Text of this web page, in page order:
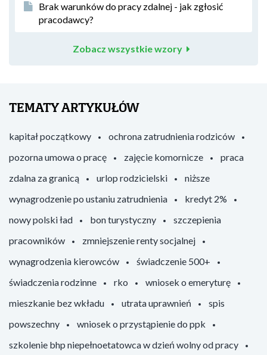
Brak warunków do pracy zdalnej - jak zgłosić
pracodawcy?
Zobacz wszystkie wzory
TEMATY ARTYKUŁÓW
kapitał początkowy
ochrona zatrudnienia rodziców
pozorna umowa o pracę
zajęcie komornicze
praca
zdalna za granicą
urlop rodzicielski
niższe
wynagrodzenie po ustaniu zatrudnienia
kredyt 2%
nowy polski ład
bon turystyczny
szczepienia
pracowników
zmniejszenie renty socjalnej
wynagrodzenia kierowców
świadczenie 500+
świadczenia rodzinne
rko
wniosek o emeryturę
mieszkanie bez wkładu
utrata uprawnień
spis
powszechny
wniosek o przystąpienie do ppk
szkolenie bhp niepełnoetatowca w dzień wolny od pracy